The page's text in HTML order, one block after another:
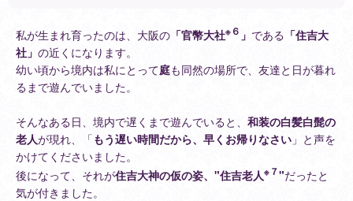
私が生まれ育ったのは、大阪の 「官幣大社※６ 」 である 「住吉大
社」 の近くになります。
幼い頃から境内は私にとって庭も同然の場所で、友達と日が暮れ
るまで遊んでいました。
そんなある日、境内で遅くまで遊んでいると、 和装の白髪白髭の
老人が現れ、「もう遅い時間だから、早くお帰りなさい 」と声を
かけてくださいました。
後になって、それが住吉大神の仮の姿、"住吉老人※７"だったと
気が付きました。